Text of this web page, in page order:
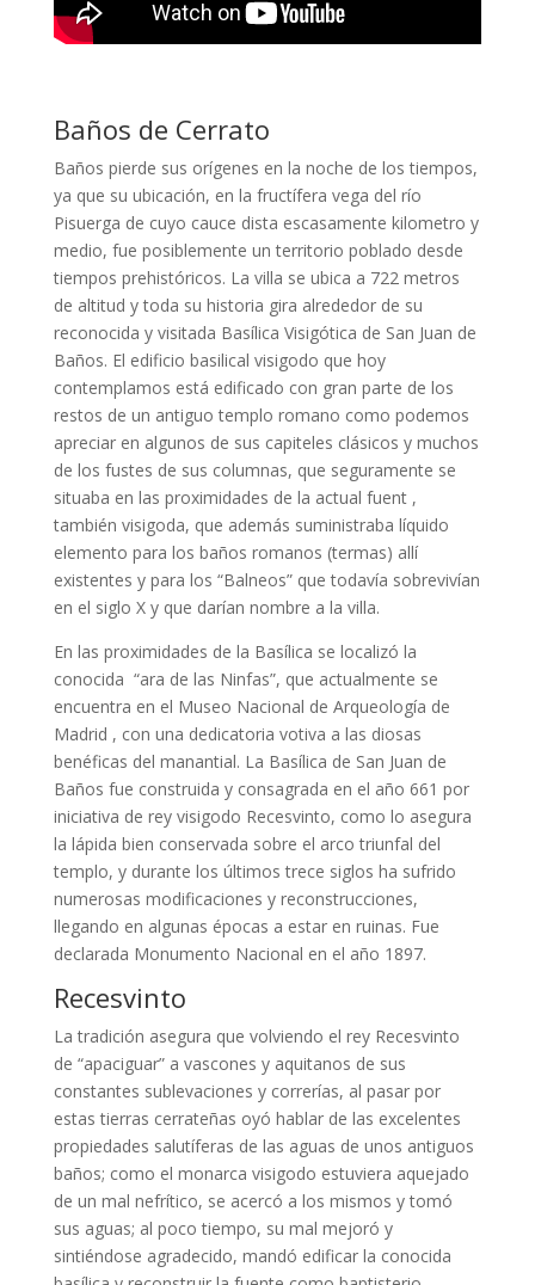
Baños de Cerrato
Baños pierde sus orígenes en la noche de los tiempos,
ya que su ubicación, en la fructífera vega del río
Pisuerga de cuyo cauce dista escasamente kilometro y
medio, fue posiblemente un territorio poblado desde
tiempos prehistóricos. La villa se ubica a 722 metros
de altitud y toda su historia gira alrededor de su
reconocida y visitada Basílica Visigótica de San Juan de
Baños. El edificio basilical visigodo que hoy
contemplamos está edificado con gran parte de los
restos de un antiguo templo romano como podemos
apreciar en algunos de sus capiteles clásicos y muchos
de los fustes de sus columnas, que seguramente se
situaba en las proximidades de la actual fuent ,
también visigoda, que además suministraba líquido
elemento para los baños romanos (termas) allí
existentes y para los “Balneos” que todavía sobrevivían
en el siglo X y que darían nombre a la villa.
En las proximidades de la Basílica se localizó la
conocida “ara de las Ninfas”, que actualmente se
encuentra en el Museo Nacional de Arqueología de
Madrid , con una dedicatoria votiva a las diosas
benéficas del manantial. La Basílica de San Juan de
Baños fue construida y consagrada en el año 661 por
iniciativa de rey visigodo Recesvinto, como lo asegura
la lápida bien conservada sobre el arco triunfal del
templo, y durante los últimos trece siglos ha sufrido
numerosas modificaciones y reconstrucciones,
llegando en algunas épocas a estar en ruinas. Fue
declarada Monumento Nacional en el año 1897.
Recesvinto
La tradición asegura que volviendo el rey Recesvinto
de “apaciguar” a vascones y aquitanos de sus
constantes sublevaciones y correrías, al pasar por
estas tierras cerrateñas oyó hablar de las excelentes
propiedades salutíferas de las aguas de unos antiguos
baños; como el monarca visigodo estuviera aquejado
de un mal nefrítico, se acercó a los mismos y tomó
sus aguas; al poco tiempo, su mal mejoró y
sintiéndose agradecido, mandó edificar la conocida